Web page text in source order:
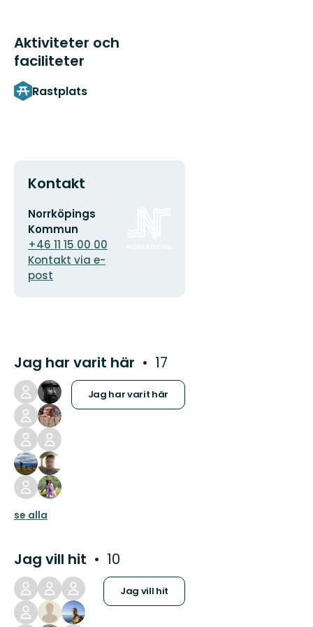
Aktiviteter och
faciliteter
Rastplats
Kontakt
E-
postadress
Norrköpings
Kommun
+46 11 15 00 00
Kontakt via e-
post
Jag har varit här 17
Jag har varit här
se alla
Jag vill hit 10
Jag vill hit